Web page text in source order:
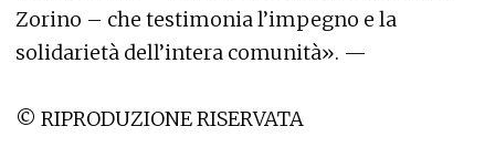
Zorino – che testimonia l’impegno e la
solidarietà dell’intera comunità». —
© RIPRODUZIONE RISERVATA